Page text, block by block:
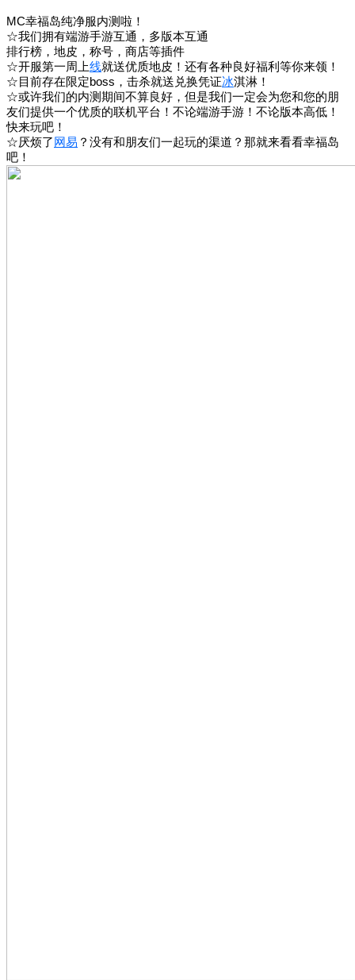
MC幸福岛纯净服内测啦！
☆我们拥有端游手游互通，多版本互通
排行榜，地皮，称号，商店等插件
☆开服第一周上线就送优质地皮！还有各种良好福利等你来领！
☆目前存在限定boss，击杀就送兑换凭证冰淇淋！
☆或许我们的内测期间不算良好，但是我们一定会为您和您的朋
友们提供一个优质的联机平台！不论端游手游！不论版本高低！
快来玩吧！
☆厌烦了网易 ？没有和朋友们一起玩的渠道？那就来看看幸福岛
吧！